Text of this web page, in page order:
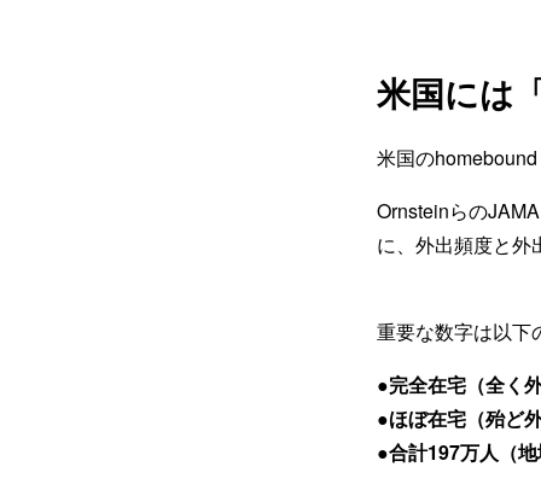
米国には
米国の
Ornsteinらの
に、外出頻度と外
重要な数字は以下
●完全在宅（全く
●ほぼ在宅（殆ど
●合計197万人（